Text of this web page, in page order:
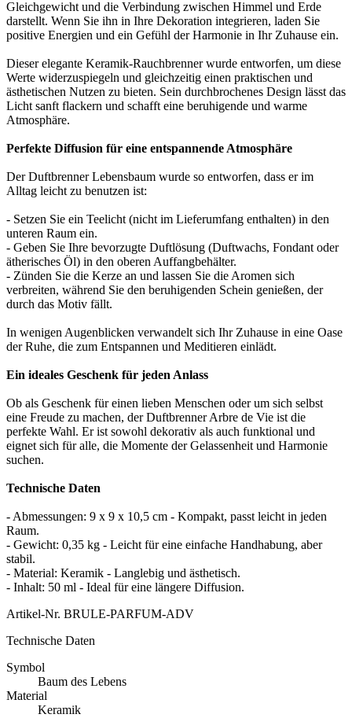
Gleichgewicht und die Verbindung zwischen Himmel und Erde
darstellt. Wenn Sie ihn in Ihre Dekoration integrieren, laden Sie
positive Energien und ein Gefühl der Harmonie in Ihr Zuhause ein.
Dieser elegante Keramik-Rauchbrenner wurde entworfen, um diese
Werte widerzuspiegeln und gleichzeitig einen praktischen und
ästhetischen Nutzen zu bieten. Sein durchbrochenes Design lässt das
Licht sanft flackern und schafft eine beruhigende und warme
Atmosphäre.
Perfekte Diffusion für eine entspannende Atmosphäre
Der Duftbrenner Lebensbaum wurde so entworfen, dass er im
Alltag leicht zu benutzen ist:
- Setzen Sie ein Teelicht (nicht im Lieferumfang enthalten) in den
unteren Raum ein.
- Geben Sie Ihre bevorzugte Duftlösung (Duftwachs, Fondant oder
ätherisches Öl) in den oberen Auffangbehälter.
- Zünden Sie die Kerze an und lassen Sie die Aromen sich
verbreiten, während Sie den beruhigenden Schein genießen, der
durch das Motiv fällt.
In wenigen Augenblicken verwandelt sich Ihr Zuhause in eine Oase
der Ruhe, die zum Entspannen und Meditieren einlädt.
Ein ideales Geschenk für jeden Anlass
Ob als Geschenk für einen lieben Menschen oder um sich selbst
eine Freude zu machen, der Duftbrenner Arbre de Vie ist die
perfekte Wahl. Er ist sowohl dekorativ als auch funktional und
eignet sich für alle, die Momente der Gelassenheit und Harmonie
suchen.
Technische Daten
- Abmessungen: 9 x 9 x 10,5 cm - Kompakt, passt leicht in jeden
Raum.
- Gewicht: 0,35 kg - Leicht für eine einfache Handhabung, aber
stabil.
- Material: Keramik - Langlebig und ästhetisch.
- Inhalt: 50 ml - Ideal für eine längere Diffusion.
Artikel-Nr. BRULE-PARFUM-ADV
Technische Daten
Symbol
Baum des Lebens
Material
Keramik